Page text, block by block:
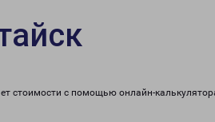
стоимости с помощью онлайн-